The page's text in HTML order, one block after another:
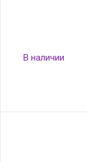
В наличии